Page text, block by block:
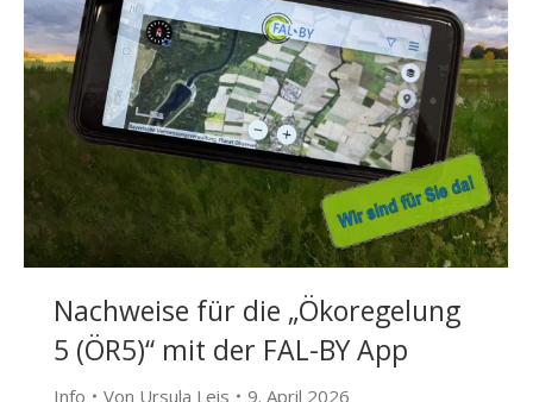
Nachweise für die „Ökoregelung
5 (ÖR5)“ mit der FAL-BY App
Info Von Ursula Leis 9. April 2026